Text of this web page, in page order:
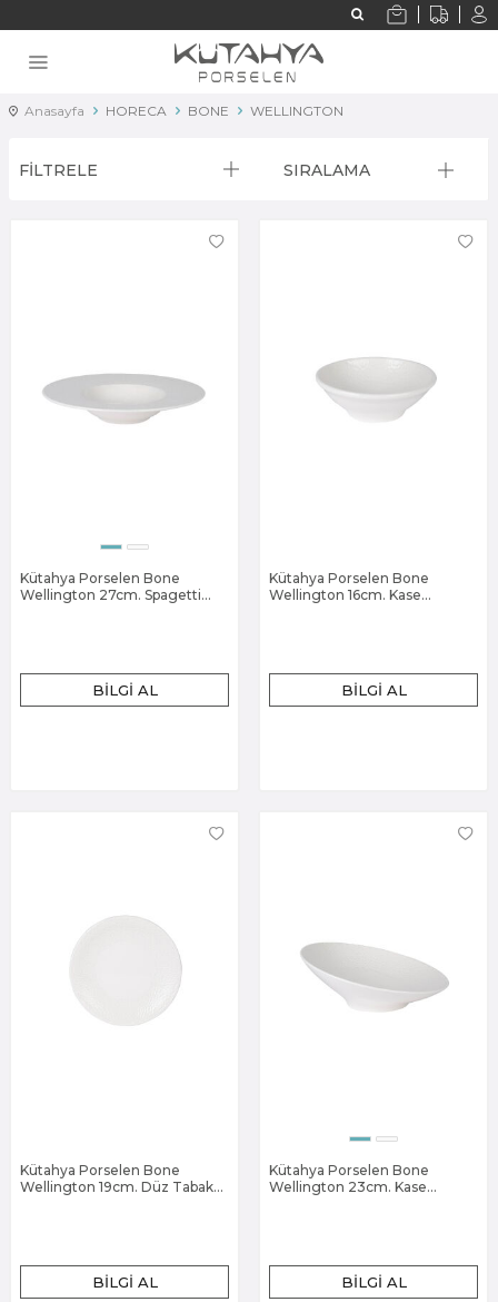
Anasayfa HORECA BONE WELLINGTON
FİLTRELE SIRALAMA
Kütahya Porselen Bone
Wellington 27cm. Spagetti
BILGI AL
Kütahya Porselen Bone
Wellington 16cm. Kase
BILGI AL
Kütahya Porselen Bone
Wellington 19cm. Düz Tabak
BILGI AL
Kütahya Porselen Bone
Wellington 23cm. Kase
BILGI AL